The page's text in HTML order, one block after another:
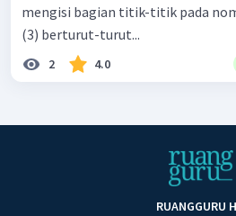
mengisi bagian titik-titik pada
(3) berturut-turut...
2 4.0
RUANGGURU